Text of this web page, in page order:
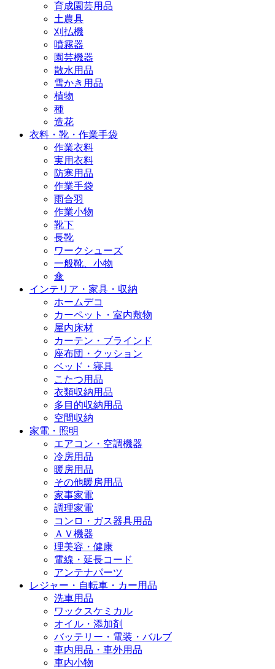
育成園芸用品
土農具
刈払機
噴霧器
園芸機器
散水用品
雪かき用品
植物
種
造花
衣料・靴・作業手袋
作業衣料
実用衣料
防寒用品
作業手袋
雨合羽
作業小物
靴下
長靴
ワークシューズ
一般靴、小物
傘
インテリア・家具・収納
ホームデコ
カーペット・室内敷物
屋内床材
カーテン・ブラインド
座布団・クッション
ベッド・寝具
こたつ用品
衣類収納用品
多目的収納用品
空間収納
家電・照明
エアコン・空調機器
冷房用品
暖房用品
その他暖房用品
家事家電
調理家電
コンロ・ガス器具用品
ＡＶ機器
理美容・健康
電線・延長コード
アンテナパーツ
レジャー・自転車・カー用品
洗車用品
ワックスケミカル
オイル・添加剤
バッテリー・電装・バルブ
車内用品・車外用品
車内小物